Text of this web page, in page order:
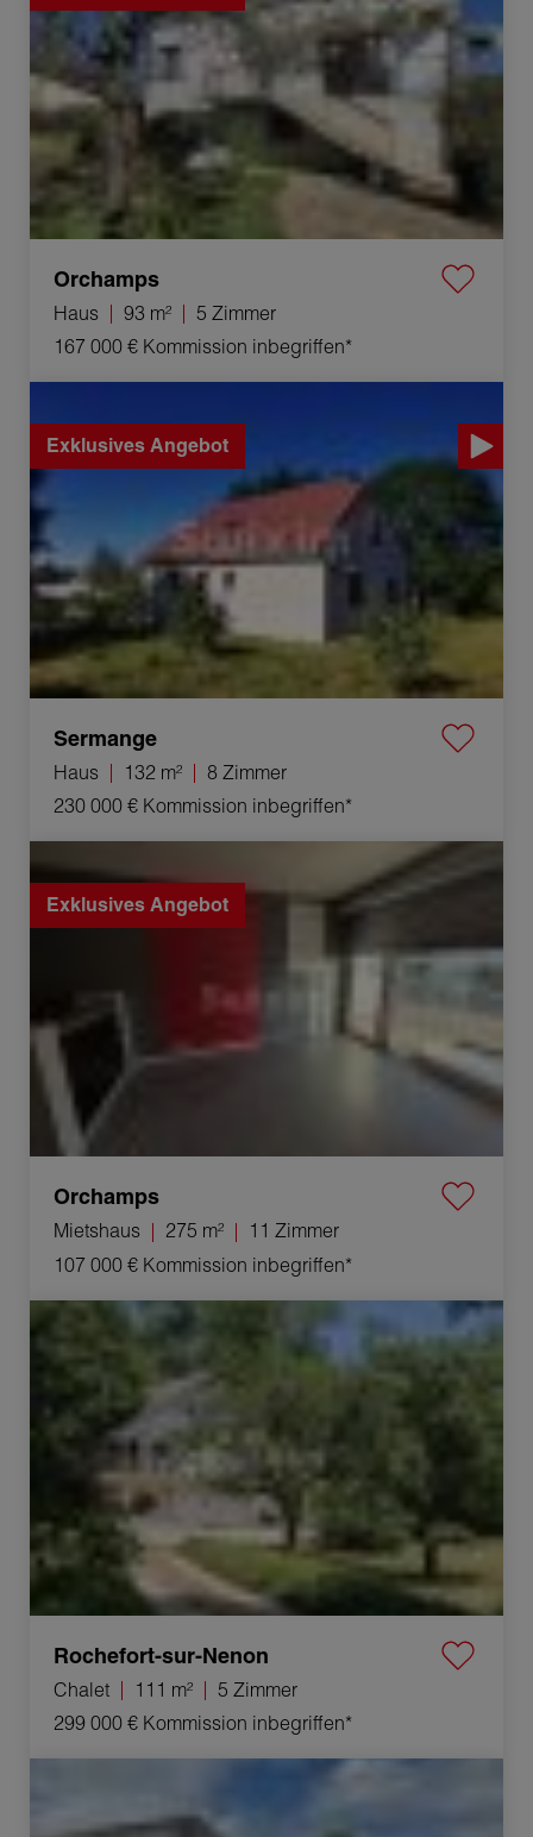
Orchamps
Haus 93 m²
5 Zimmer
167 000 € Kommission inbegriffen*
Exklusives Angebot
Sermange
Haus 132 m²
8 Zimmer
230 000 € Kommission inbegriffen*
Verkauf Mietshaus Orchamps 11 Zimmer 275 m²
Exklusives Angebot
Orchamps
Mietshaus 275 m²
11 Zimmer
107 000 € Kommission inbegriffen*
Verkauf Chalet Rochefort-sur-Nenon 5 Zimmer 111 m²
Rochefort-sur-Nenon
Chalet 111 m²
5 Zimmer
299 000 € Kommission inbegriffen*